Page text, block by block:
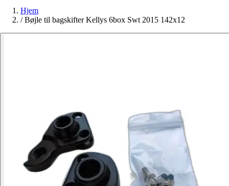
Hjem
/ Bøjle til bagskifter Kellys 6box Swt 2015 142x12